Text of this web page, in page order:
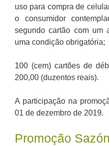
uso para compra de
o consumidor
segundo cartão com um
uma condição obrigatória;
100 (cem) cartões de
200,00 (duzentos reais).
A participação na
01 de dezembro de 2019.
Promoção Sazón